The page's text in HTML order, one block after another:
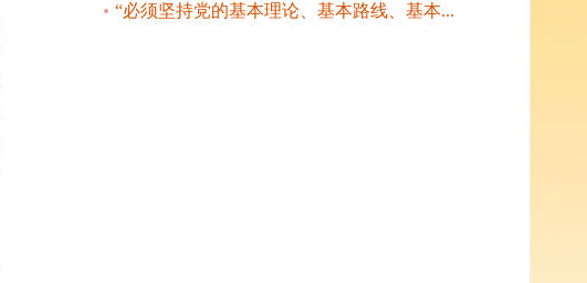
“必须坚持党的基本理论、基本路线、基本...